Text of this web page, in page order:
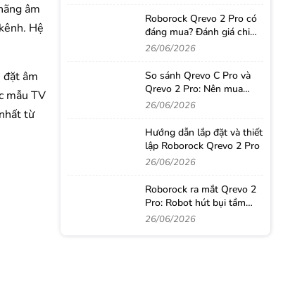
âm
Hệ
âm
mẫu TV
từ
Roborock Qrevo 2 Pro có
đáng mua? Đánh giá chi
tiết sau thời gian sử dụng
26/06/2026
So sánh Qrevo C Pro và
Qrevo 2 Pro: Nên mua
robot hút bụi nào?
26/06/2026
Hướng dẫn lắp đặt và thiết
lập Roborock Qrevo 2 Pro
26/06/2026
Roborock ra mắt Qrevo 2
Pro: Robot hút bụi tầm
trung với loạt công nghệ
26/06/2026